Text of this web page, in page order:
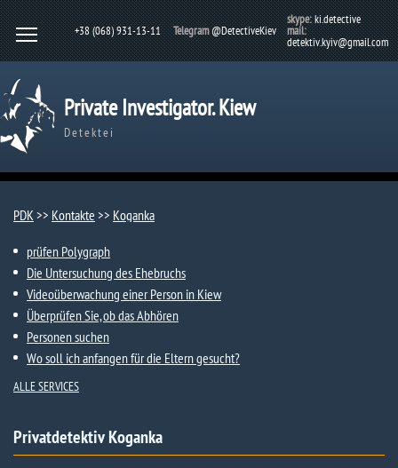
+38 (068) 931-13-11 Telegram@DetectiveKiev
skype:ki.detective
mail:
detektiv.kyiv@gmail.com
Private Investigator. Kiew
Detektei
PDK>> Kontakte >> Koganka
prüfen Polygraph
Die Untersuchung des Ehebruchs
Videoüberwachung einer Person in Kiew
Überprüfen Sie, ob das Abhören
Personen suchen
Wo soll ich anfangen für die Eltern gesucht?
ALLE SERVICES
Privatdetektiv Koganka